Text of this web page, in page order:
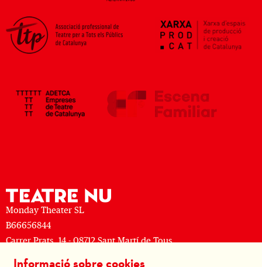
Monday Theater SL
B66656844
Carrer Prats, 14 - 08712 Sant Martí de Tous
Informació sobre cookies